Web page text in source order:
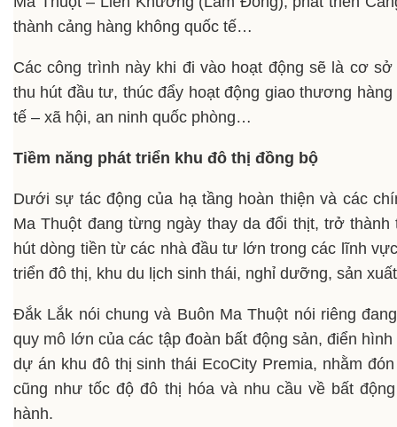
thành cảng hàng không quốc tế…
Các công trình này khi đi vào hoạt động sẽ là cơ
thu hút đầu tư, thúc đẩy hoạt động giao thương
tế – xã hội, an ninh quốc phòng…
Tiềm năng phát triển khu đô thị đồng bộ
Dưới sự tác động của hạ tầng hoàn thiện và các
Ma Thuột đang từng ngày thay da đổi thịt, trở
hút dòng tiền từ các nhà đầu tư lớn trong các lĩnh
triển đô thị, khu du lịch sinh thái, nghỉ dưỡng, sản
Đắk Lắk nói chung và Buôn Ma Thuột nói riêng
quy mô lớn của các tập đoàn bất động sản, điển
dự án khu đô thị sinh thái EcoCity Premia, nhằm
cũng như tốc độ đô thị hóa và nhu cầu về bất
hành.